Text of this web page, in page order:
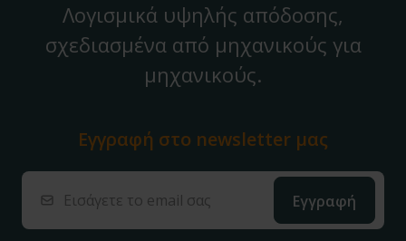
Λογισμικά υψηλής απόδοσης,
σχεδιασμένα από μηχανικούς για
μηχανικούς.
Εγγραφή στο newsletter μας